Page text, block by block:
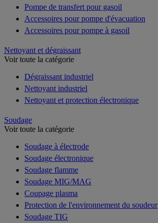
Pompe de transfert pour gasoil
Accessoires pour pompe d'évacuation
Accessoires pour pompe à gasoil
Nettoyant et dégraissant
Voir toute la catégorie
Dégraissant industriel
Nettoyant industriel
Nettoyant et protection électronique
Soudage
Voir toute la catégorie
Soudage à électrode
Soudage électronique
Soudage flamme
Soudage MIG/MAG
Coupage plasma
Protection de l'environnement du soudeur
Soudage TIG